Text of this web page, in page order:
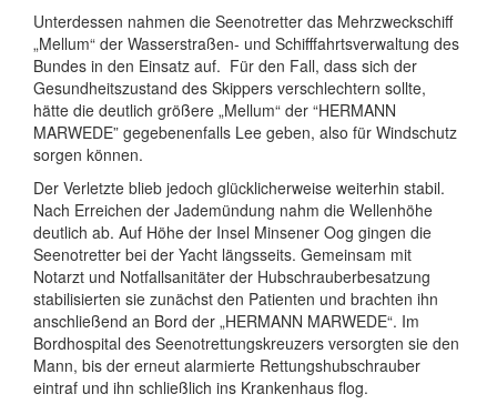
Unterdessen nahmen die Seenotretter das Mehrzweckschiff
„Mellum“ der Wasserstraßen- und Schifffahrtsverwaltung des
Bundes in den Einsatz auf. Für den Fall, dass sich der
Gesundheitszustand des Skippers verschlechtern sollte,
hätte die deutlich größere „Mellum“ der “HERMANN
MARWEDE” gegebenenfalls Lee geben, also für Windschutz
sorgen können.
Der Verletzte blieb jedoch glücklicherweise weiterhin stabil.
Nach Erreichen der Jademündung nahm die Wellenhöhe
deutlich ab. Auf Höhe der Insel Minsener Oog gingen die
Seenotretter bei der Yacht längsseits. Gemeinsam mit
Notarzt und Notfallsanitäter der Hubschrauberbesatzung
stabilisierten sie zunächst den Patienten und brachten ihn
anschließend an Bord der „HERMANN MARWEDE“. Im
Bordhospital des Seenotrettungskreuzers versorgten sie den
Mann, bis der erneut alarmierte Rettungshubschrauber
eintraf und ihn schließlich ins Krankenhaus flog.